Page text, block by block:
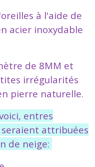
à l'aide de
acier inoxydable
de 8MM et
irrégularités
pierre naturelle.
entres
attribuées
de neige: